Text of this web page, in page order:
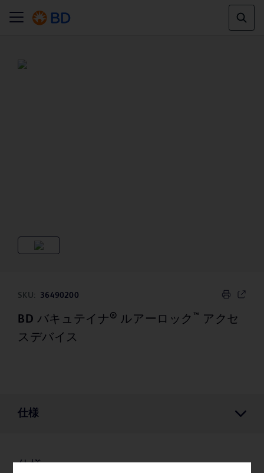
SKU: 36490200
BD バキュテイナ ® ルアーロック ™
アクセ
スデバイス
仕様
仕様